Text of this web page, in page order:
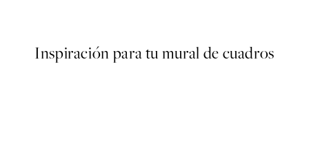
Inspiración para tu mural de cuadros